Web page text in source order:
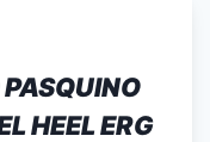
HEEL ERG